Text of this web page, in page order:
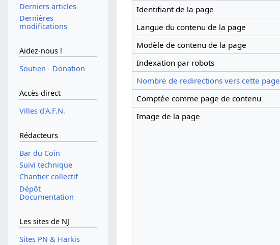
Identifiant de la page
Langue du contenu de la page
Modèle de contenu de la page
Indexation par robots
Nombre de redirections vers cette page
Comptée comme page de contenu
Image de la page
Derniers articles
Dernières
modifications
Aidez-nous !
Soutien - Donation
Accès direct
Villes d'A.F.N.
Rédacteurs
Bar du Coin
Suivi technique
Chantier collectif
Dépôt
Documentation
Les sites de NJ
Sites PN & Harkis